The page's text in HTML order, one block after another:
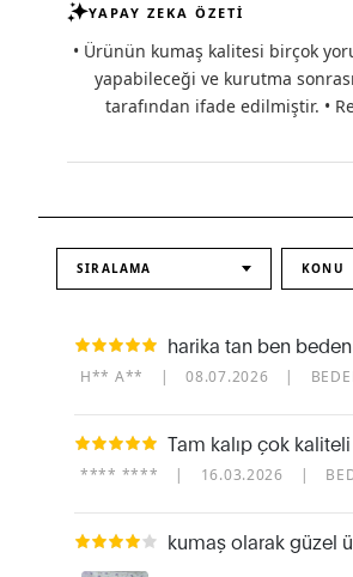
YAPAY ZEKA ÖZETİ
• Ürünün kumaş kalitesi birçok
yapabileceği ve kurutma
tarafından ifade edilmiştir. •
SIRALAMA KONU
harika tan ben
H** A** | 08.07.2026 |
Tam kalıp çok
**** **** | 16.03.2026 |
kumaş olarak güzel